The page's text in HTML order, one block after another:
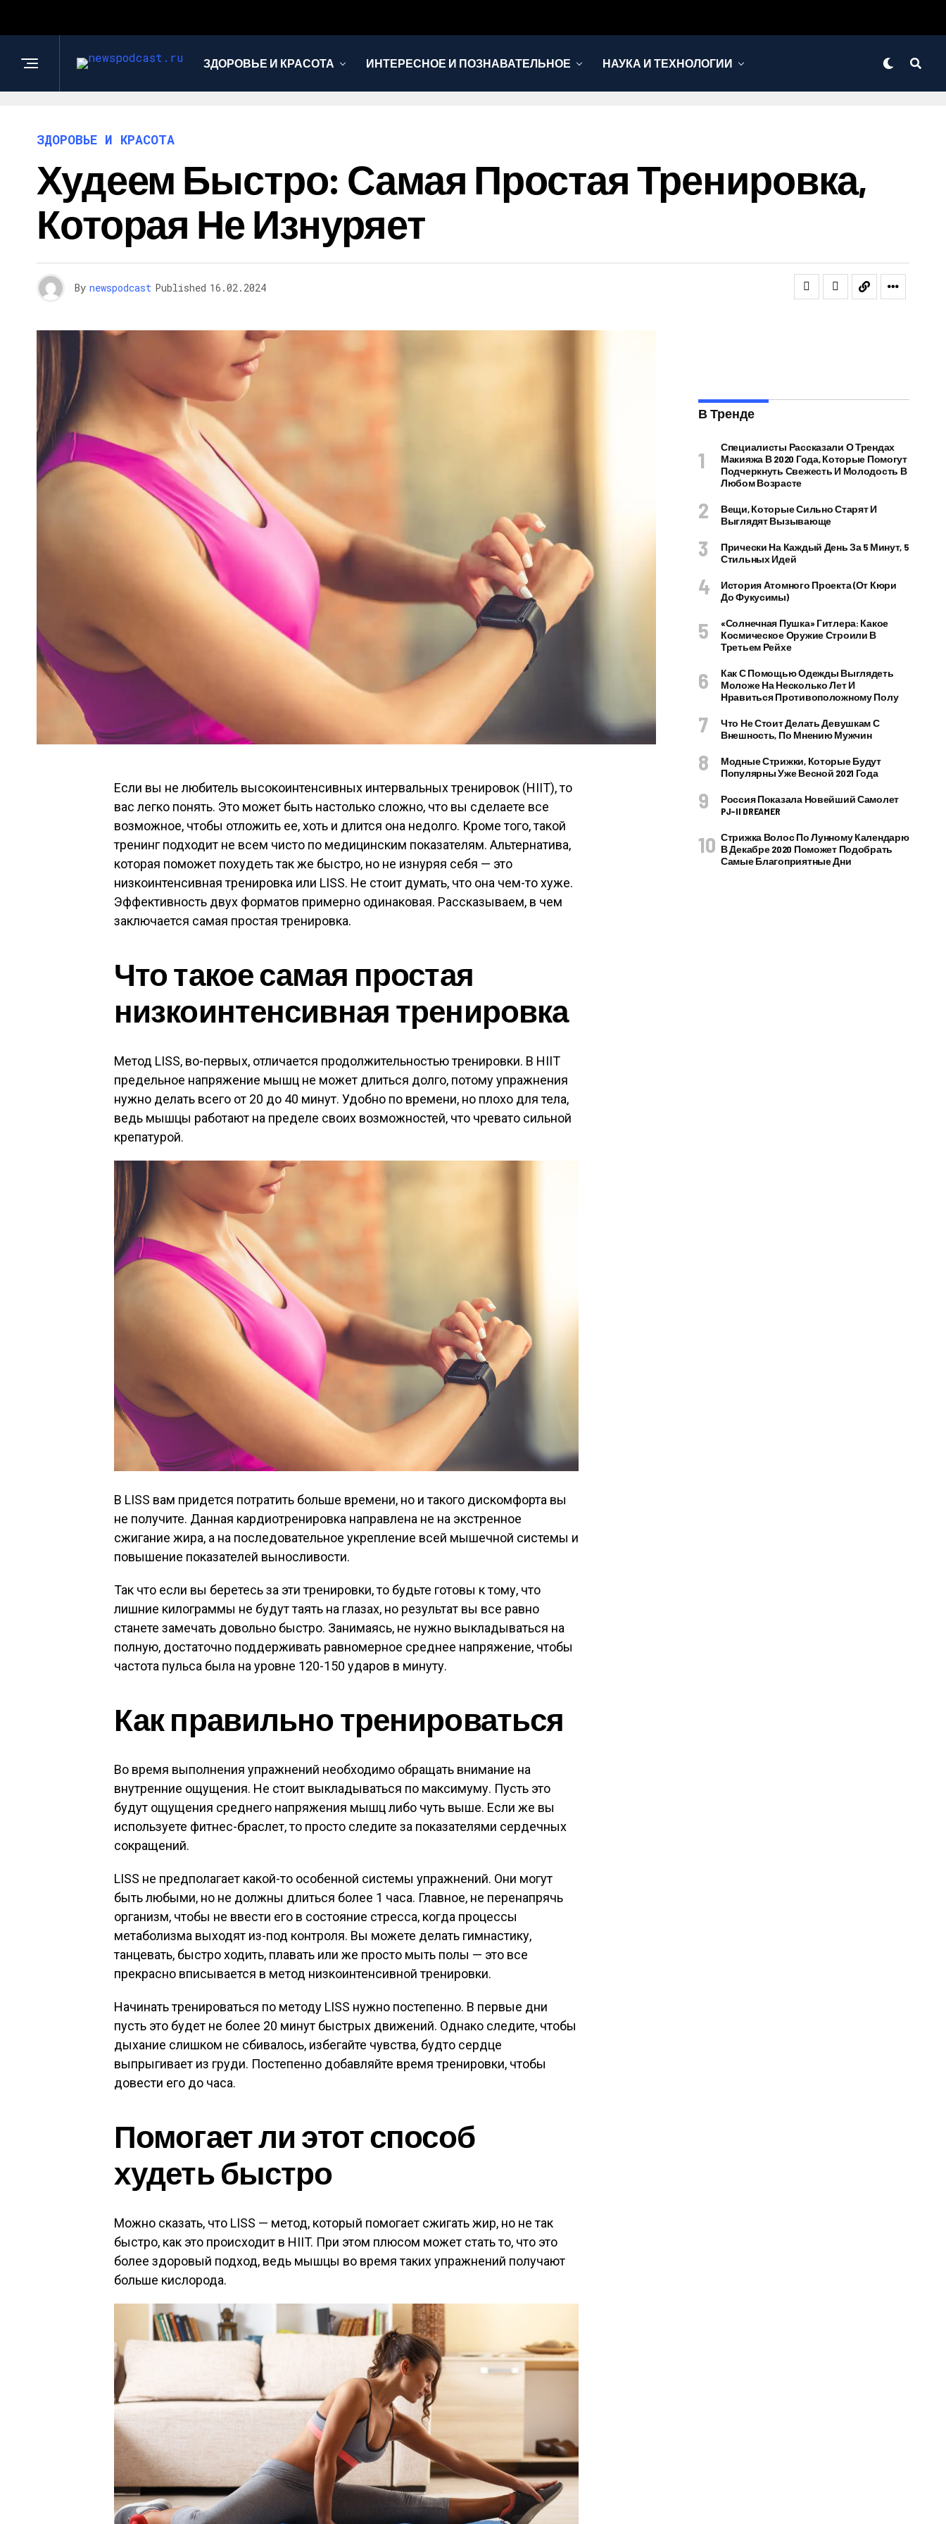
ЗДОРОВЬЕ И КРАСОТА ИНТЕРЕСНОЕ И ПОЗНАВАТЕЛЬНОЕ НАУКА И ТЕХНОЛОГИИ
ЗДОРОВЬЕ И КРАСОТА
Худеем Быстро: Самая Простая Тренировка,
Которая Не Изнуряет
By newspodcast Published 16.02.2024
Если вы не любитель высокоинтенсивных интервальных тренировок (HIIT), то
вас легко понять. Это может быть настолько сложно, что вы сделаете все
возможное, чтобы отложить ее, хоть и длится она недолго. Кроме того, такой
тренинг подходит не всем чисто по медицинским показателям. Альтернатива,
которая поможет похудеть так же быстро, но не изнуряя себя — это
низкоинтенсивная тренировка или LISS. Не стоит думать, что она чем-то хуже.
Эффективность двух форматов примерно одинаковая. Рассказываем, в чем
заключается самая простая тренировка.
Что такое самая простая
низкоинтенсивная тренировка
Метод LISS, во-первых, отличается продолжительностью тренировки. В HIIT
предельное напряжение мышц не может длиться долго, потому упражнения
нужно делать всего от 20 до 40 минут. Удобно по времени, но плохо для тела,
ведь мышцы работают на пределе своих возможностей, что чревато сильной
крепатурой.
В LISS вам придется потратить больше времени, но и такого дискомфорта вы
не получите. Данная кардиотренировка направлена не на экстренное
сжигание жира, а на последовательное укрепление всей мышечной системы и
повышение показателей выносливости.
Так что если вы беретесь за эти тренировки, то будьте готовы к тому, что
лишние килограммы не будут таять на глазах, но результат вы все равно
станете замечать довольно быстро. Занимаясь, не нужно выкладываться на
полную, достаточно поддерживать равномерное среднее напряжение, чтобы
частота пульса была на уровне 120-150 ударов в минуту.
Как правильно тренироваться
Во время выполнения упражнений необходимо обращать внимание на
внутренние ощущения. Не стоит выкладываться по максимуму. Пусть это
будут ощущения среднего напряжения мышц либо чуть выше. Если же вы
используете фитнес-браслет, то просто следите за показателями сердечных
сокращений.
LISS не предполагает какой-то особенной системы упражнений. Они могут
быть любыми, но не должны длиться более 1 часа. Главное, не перенапрячь
организм, чтобы не ввести его в состояние стресса, когда процессы
метаболизма выходят из-под контроля. Вы можете делать гимнастику,
танцевать, быстро ходить, плавать или же просто мыть полы — это все
прекрасно вписывается в метод низкоинтенсивной тренировки.
Начинать тренироваться по методу LISS нужно постепенно. В первые дни
пусть это будет не более 20 минут быстрых движений. Однако следите, чтобы
дыхание слишком не сбивалось, избегайте чувства, будто сердце
выпрыгивает из груди. Постепенно добавляйте время тренировки, чтобы
довести его до часа.
Помогает ли этот способ
худеть быстро
Можно сказать, что LISS — метод, который помогает сжигать жир, но не так
быстро, как это происходит в HIIT. При этом плюсом может стать то, что это
более здоровый подход, ведь мышцы во время таких упражнений получают
больше кислорода.
В Тренде
Специалисты Рассказали О Трендах
Макияжа В 2020 Года, Которые Помогут
Подчеркнуть Свежесть И Молодость В
Любом Возрасте
Вещи, Которые Сильно Старят И
Выглядят Вызывающе
Прически На Каждый День За 5 Минут, 5
Стильных Идей
История Атомного Проекта (от Кюри
До Фукусимы)
«Солнечная Пушка» Гитлера: Какое
Космическое Оружие Строили В
Третьем Рейхе
Как С Помощью Одежды Выглядеть
Моложе На Несколько Лет И
Нравиться Противоположному Полу
Что Не Стоит Делать Девушкам С
Внешность, По Мнению Мужчин
Модные Стрижки, Которые Будут
Популярны Уже Весной 2021 Года
Россия Показала Новейший Самолет
PJ–II DREAMER
Стрижка Волос По Лунному Календарю
В Декабре 2020 Поможет Подобрать
Самые Благоприятные Дни